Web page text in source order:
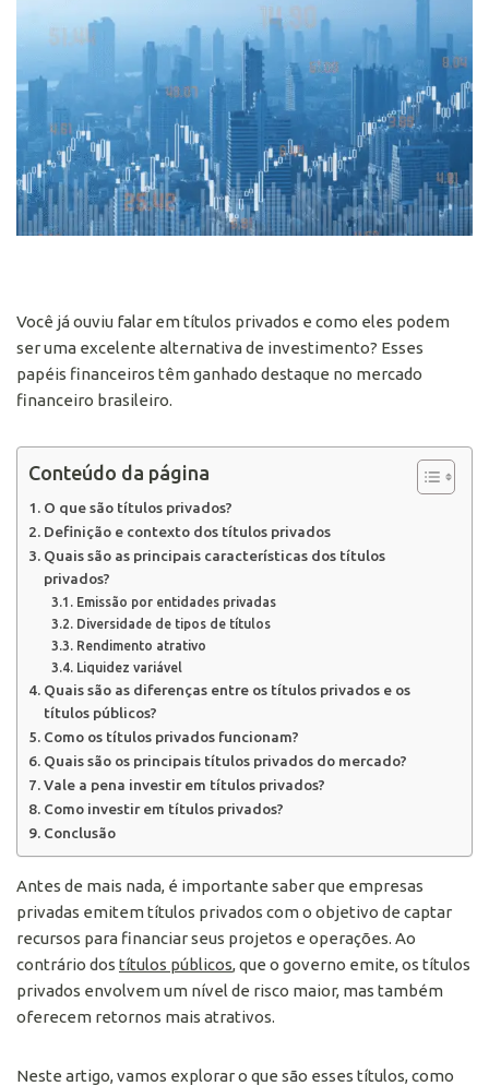
Você já ouviu falar em títulos privados e como eles podem
ser uma excelente alternativa de investimento? Esses
papéis financeiros têm ganhado destaque no mercado
financeiro brasileiro.
Conteúdo da página
O que são títulos privados?
Definição e contexto dos títulos privados
Quais são as principais características dos títulos
privados?
Emissão por entidades privadas
Diversidade de tipos de títulos
Rendimento atrativo
Liquidez variável
Quais são as diferenças entre os títulos privados e os
títulos públicos?
Como os títulos privados funcionam?
Quais são os principais títulos privados do mercado?
Vale a pena investir em títulos privados?
Como investir em títulos privados?
Conclusão
Antes de mais nada, é importante saber que empresas
privadas emitem títulos privados com o objetivo de captar
recursos para financiar seus projetos e operações. Ao
contrário dos títulos públicos, que o governo emite, os títulos
privados envolvem um nível de risco maior, mas também
oferecem retornos mais atrativos.
Neste artigo, vamos explorar o que são esses títulos, como